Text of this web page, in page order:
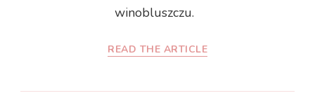
winobluszczu.
READ THE ARTICLE